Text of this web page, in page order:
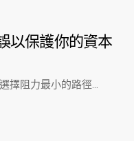
以保護你的資本
擇阻力最小的路徑…